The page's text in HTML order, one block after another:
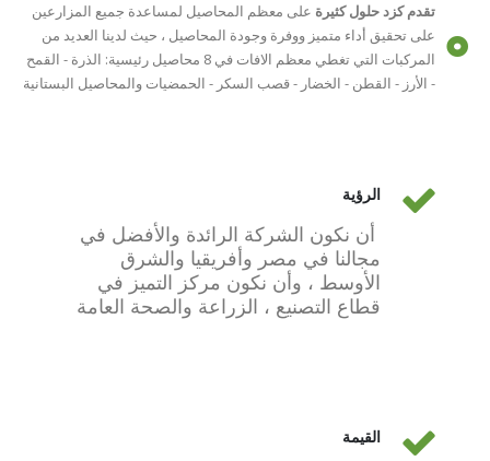
تقدم كزد حلول كثيرة على معظم المحاصيل لمساعدة جميع المزارعين
على تحقيق أداء متميز ووفرة وجودة المحاصيل ، حيث لدينا العديد من
المركبات التي تغطي معظم الافات في 8 محاصيل رئيسية: الذرة - القمح
- الأرز - القطن - الخضار - قصب السكر - الحمضيات والمحاصيل البستانية
الرؤية
أن نكون الشركة الرائدة والأفضل في
مجالنا في مصر وأفريقيا والشرق
الأوسط ، وأن نكون مركز التميز في
قطاع التصنيع ، الزراعة والصحة العامة
القيمة